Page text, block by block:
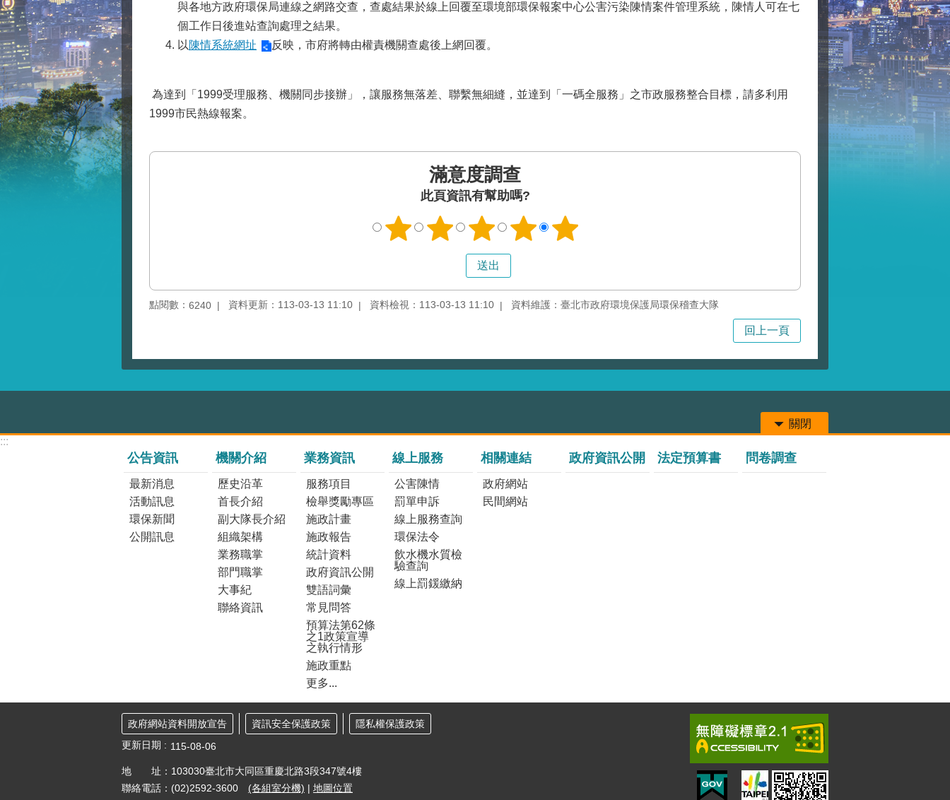
與各地方政府環保局連線之網路交查，查處結果於線上回覆至環境部環保報案中心公害污染陳情案件管理系統，陳情人可在七
個工作日後進站查詢處理之結果。
以陳情系統網址 反映，市府將轉由權責機關查處後上網回覆。
為達到「1999受理服務、機關同步接辦」，讓服務無落差、聯繫無細縫，並達到「一碼全服務」之市政服務整合目標，請多利用
1999市民熱線報案。
滿意度調查
此頁資訊有幫助嗎?
點閱數： 6240 資料更新：113-03-13 11:10 資料檢視：113-03-13 11:10 資料維護：臺北市政府環境保護局環保稽查大隊
回上一頁
關閉
:::
公告資訊
最新消息
活動訊息
環保新聞
公開訊息
機關介紹
歷史沿革
首長介紹
副大隊長介紹
組織架構
業務職掌
部門職掌
大事紀
聯絡資訊
業務資訊
服務項目
檢舉獎勵專區
施政計畫
施政報告
統計資料
政府資訊公開
雙語詞彙
常見問答
預算法第62條
之1政策宣導
之執行情形
施政重點
更多...
線上服務
公害陳情
罰單申訴
線上服務查詢
環保法令
飲水機水質檢
驗查詢
線上罰鍰繳納
相關連結
政府網站
民間網站
政府資訊公開 法定預算書 問卷調查
政府網站資料開放宣告 資訊安全保護政策
隱私權保護政策
更新日期
115-08-06
地 址：103030臺北市大同區重慶北路3段347號4樓
聯絡電話：(02)2592-3600 (各組室分機) | 地圖位置